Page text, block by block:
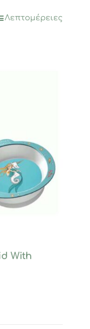
Λεπτομέρειες
With